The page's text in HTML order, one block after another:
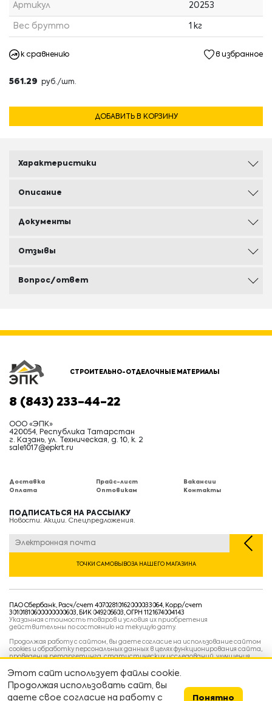
Артикул 20253
Вес брутто 1 кг
к сравнению в избранное
561.29 руб./шт.
ДОБАВИТЬ В КОРЗИНУ
Характеристики
Описание
Документы
Отзывы
Вопрос/ответ
СТРОИТЕЛЬНО-ОТДЕЛОЧНЫЕ МАТЕРИАЛЫ
8 (843) 233-44-22
ООО «ЭПК»
420054, Республика Татарстан
г. Казань, ул. Техническая, д. 10, к. 2
sale1017@epkrt.ru
Доставка
Оплата
Прайс-лист
Оптовикам
Вакансии
Контакты
ПОДПИСАТЬСЯ НА РАССЫЛКУ
Новости. Акции. Спецпредложения.
ТОЧКИ САМОВЫВОЗА НАШЕГО МАГАЗИНА
ПАО Сбербанк, Расч/счет 40702810162000033064, Корр/счет
30101810600000000603, БИК 049205603, ОГРН 1121674004143
Указанная стоимость товаров и условия их приобретения
действительны по состоянию на текущую дату.
Продолжая работу с сайтом, вы даете согласие на использование сайтом
cookies и обработку персональных данных в целях функционирования сайта,
проведения ретаргетинга, статистических исследований, улучшения
ваших предпочтений и интересов.
Политика конфиденциальности
Условия пользовательского соглашения
Условия продажи
Этот сайт использует файлы cookie.
Продолжая использовать сайт, вы
даете свое согласие на работу с
Понятно